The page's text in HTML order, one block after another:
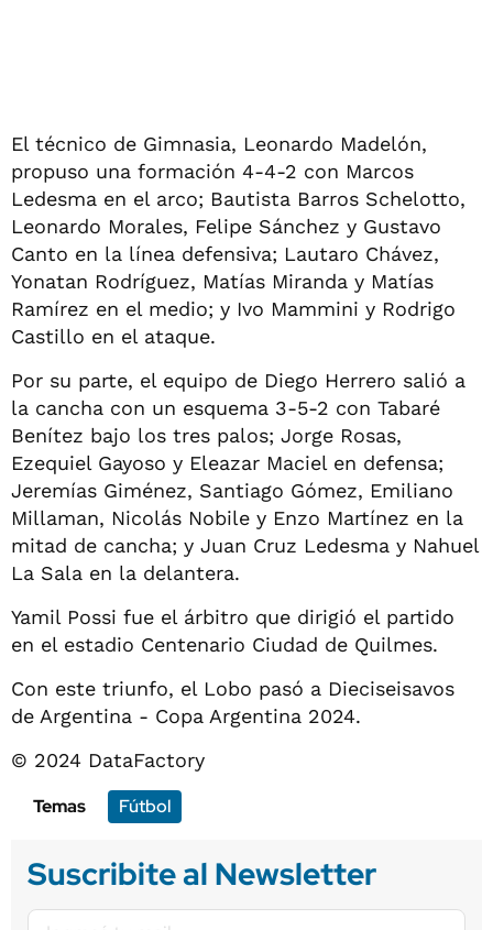
El técnico de Gimnasia, Leonardo Madelón,
propuso una formación 4-4-2 con Marcos
Ledesma en el arco; Bautista Barros Schelotto,
Leonardo Morales, Felipe Sánchez y Gustavo
Canto en la línea defensiva; Lautaro Chávez,
Yonatan Rodríguez, Matías Miranda y Matías
Ramírez en el medio; y Ivo Mammini y Rodrigo
Castillo en el ataque.
Por su parte, el equipo de Diego Herrero salió a
la cancha con un esquema 3-5-2 con Tabaré
Benítez bajo los tres palos; Jorge Rosas,
Ezequiel Gayoso y Eleazar Maciel en defensa;
Jeremías Giménez, Santiago Gómez, Emiliano
Millaman, Nicolás Nobile y Enzo Martínez en la
mitad de cancha; y Juan Cruz Ledesma y Nahuel
La Sala en la delantera.
Yamil Possi fue el árbitro que dirigió el partido
en el estadio Centenario Ciudad de Quilmes.
Con este triunfo, el Lobo pasó a Dieciseisavos
de Argentina - Copa Argentina 2024.
© 2024 DataFactory
Temas
Fútbol
Suscribite al Newsletter